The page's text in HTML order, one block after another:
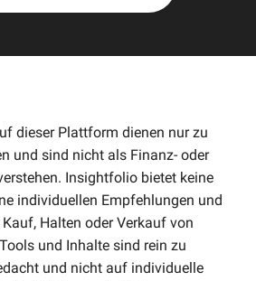
dieser Plattform dienen nur zu
und sind nicht als Finanz- oder
Insightfolio bietet keine
individuellen Empfehlungen und
Halten oder Verkauf von
und Inhalte sind rein zu
und nicht auf individuelle